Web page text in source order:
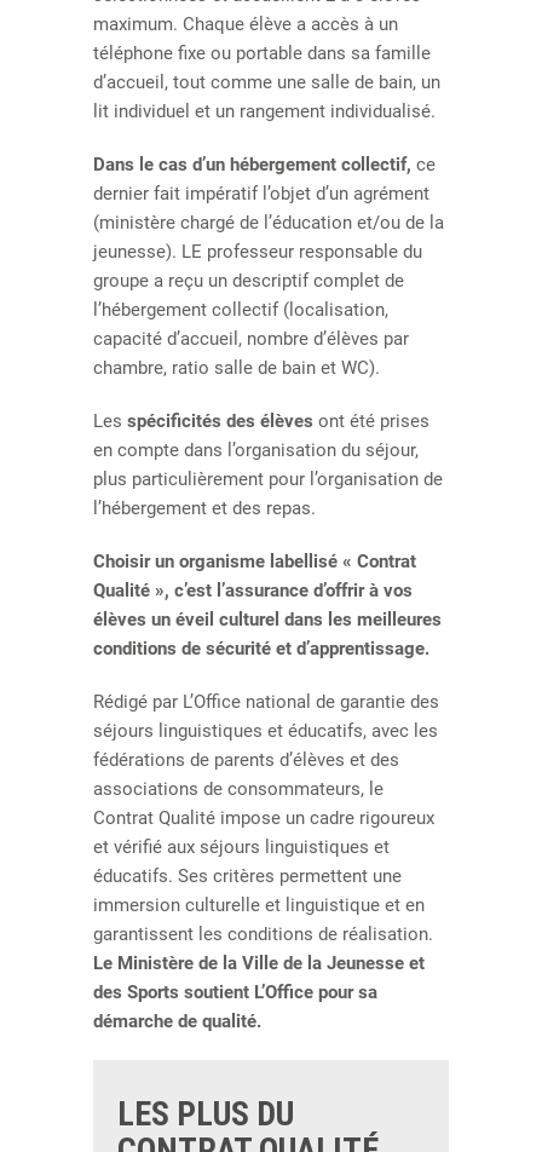
maximum. Chaque élève a accès à un
téléphone fixe ou portable dans sa famille
d’accueil, tout comme une salle de bain, un
lit individuel et un rangement individualisé.
Dans le cas d’un hébergement collectif, ce
dernier fait impératif l’objet d’un agrément
(ministère chargé de l’éducation et/ou de la
jeunesse). LE professeur responsable du
groupe a reçu un descriptif complet de
l’hébergement collectif (localisation,
capacité d’accueil, nombre d’élèves par
chambre, ratio salle de bain et WC).
Lesspécificités des élèves ont été prises
en compte dans l’organisation du séjour,
plus particulièrement pour l’organisation de
l’hébergement et des repas.
Choisir un organisme labellisé « Contrat
Qualité », c’est l’assurance d’offrir à vos
élèves un éveil culturel dans les meilleures
conditions de sécurité et d’apprentissage.
Rédigé par L’Office national de garantie des
séjours linguistiques et éducatifs, avec les
fédérations de parents d’élèves et des
associations de consommateurs, le
Contrat Qualité impose un cadre rigoureux
et vérifié aux séjours linguistiques et
éducatifs. Ses critères permettent une
immersion culturelle et linguistique et en
garantissent les conditions de réalisation.
Le Ministère de la Ville de la Jeunesse et
des Sports soutient L’Office pour sa
démarche de qualité.
LES PLUS DU